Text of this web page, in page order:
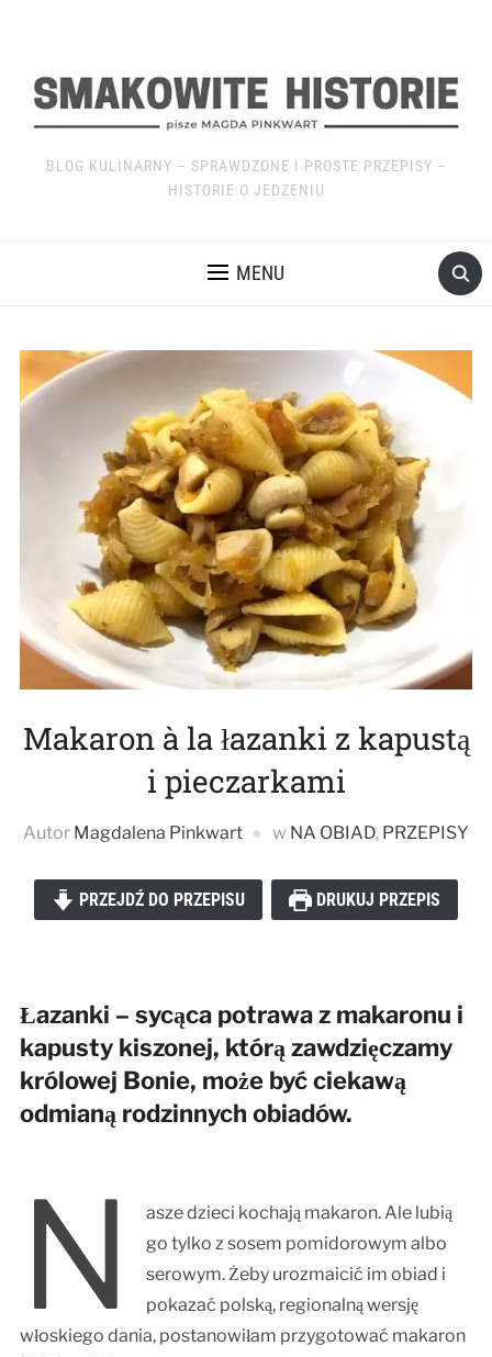
BLOG KULINARNY – SPRAWDZONE I PROSTE PRZEPISY –
HISTORIE O JEDZENIU
MENU
Makaron à la łazanki z kapustą
i pieczarkami
Autor Magdalena Pinkwart w NA OBIAD, PRZEPISY
PRZEJDŹ DO PRZEPISU DRUKUJ PRZEPIS
Łazanki – sycąca potrawa z makaronu i
kapusty kiszonej, którą zawdzięczamy
królowej Bonie, może być ciekawą
odmianą rodzinnych obiadów.
N
asze dzieci kochają makaron. Ale lubią
go tylko z sosem pomidorowym albo
serowym. Żeby urozmaicić im obiad i
pokazać polską, regionalną wersję
włoskiego dania, postanowiłam przygotować makaron